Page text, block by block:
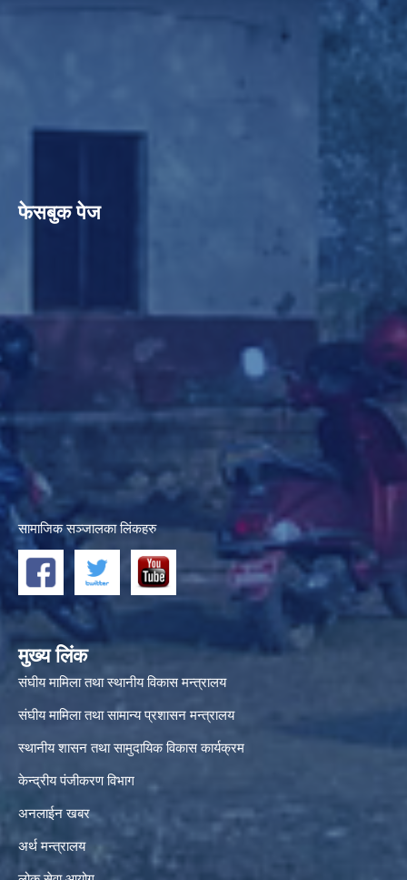
फेसबुक पेज
सामाजिक सञ्जालका लिंकहरु
मुख्य लिंक
संघीय मामिला तथा स्थानीय विकास मन्त्रालय
संघीय मामिला तथा सामान्य प्रशासन मन्त्रालय
स्थानीय शासन तथा सामुदायिक विकास कार्यक्रम
केन्द्रीय पंजीकरण विभाग
अनलाईन खबर
अर्थ मन्त्रालय